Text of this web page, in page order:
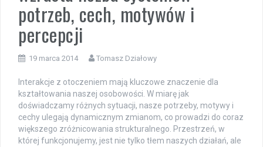
potrzeb, cech, motywów i
percepcji
19 marca 2014 Tomasz Działowy
Interakcje z otoczeniem mają kluczowe znaczenie dla
kształtowania naszej osobowości. W miarę jak
doświadczamy różnych sytuacji, nasze potrzeby, motywy i
cechy ulegają dynamicznym zmianom, co prowadzi do coraz
większego zróżnicowania strukturalnego. Przestrzeń, w
której funkcjonujemy, jest nie tylko tłem naszych działań, ale